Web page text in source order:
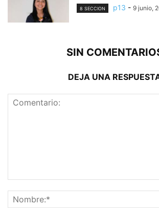
8 SECCION p13 - 9 junio,
SIN
DEJA UNA